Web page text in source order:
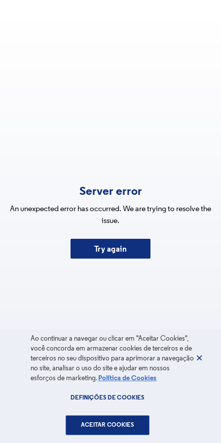
Server error
An unexpected error has occurred. We are trying to resolve the
issue.
Try again
Ao continuar a navegar ou clicar em "Aceitar Cookies",
você concorda em armazenar cookies de terceiros e de
terceiros no seu dispositivo para aprimorar a navegação
no site, analisar o uso do site e ajudar em nossos
esforços de marketing. Política de Cookies
DEFINIÇÕES DE COOKIES
ACEITAR COOKIES